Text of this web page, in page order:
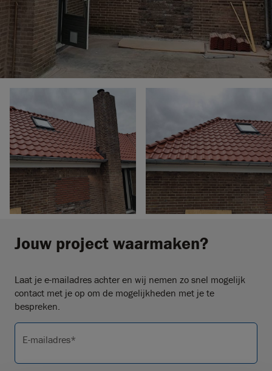
Jouw project waarmaken?
Laat je e-mailadres achter en wij nemen zo snel mogelijk
contact met je op om de mogelijkheden met je te
bespreken.
E-mailadres*